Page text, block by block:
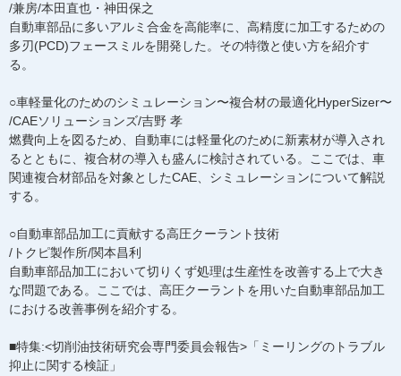
/兼房/本田直也・神田保之
自動車部品に多いアルミ合金を高能率に、高精度に加工するための
多刃(PCD)フェースミルを開発した。その特徴と使い方を紹介す
る。
○車軽量化のためのシミュレーション〜複合材の最適化HyperSizer〜
/CAEソリューションズ/吉野 孝
燃費向上を図るため、自動車には軽量化のために新素材が導入され
るとともに、複合材の導入も盛んに検討されている。ここでは、車
関連複合材部品を対象としたCAE、シミュレーションについて解説
する。
○自動車部品加工に貢献する高圧クーラント技術
/トクピ製作所/関本昌利
自動車部品加工において切りくず処理は生産性を改善する上で大き
な問題である。ここでは、高圧クーラントを用いた自動車部品加工
における改善事例を紹介する。
■特集:<切削油技術研究会専門委員会報告>「ミーリングのトラブル
抑止に関する検証」